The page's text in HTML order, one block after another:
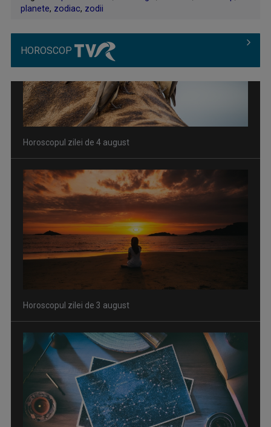
planete, zodiac, zodii
HOROSCOP
Horoscopul zilei de 3 august
Horoscopul zilei de 2 august